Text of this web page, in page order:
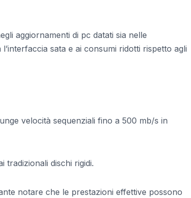
aggiornamenti di pc datati sia nelle
sata e ai consumi ridotti rispetto agli
velocità sequenziali fino a 500 mb/s in
tradizionali dischi rigidi.
notare che le prestazioni effettive possono